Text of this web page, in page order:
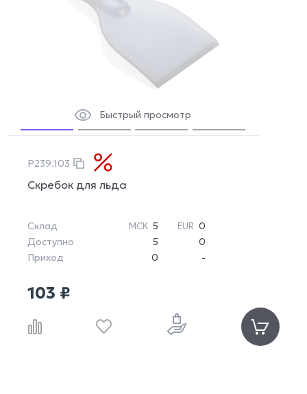
Быстрый просмотр
P239.103
Скребок для льда
Склад МСК 5 EUR 0
Доступно
5
0
Приход
0 -
103 ₽